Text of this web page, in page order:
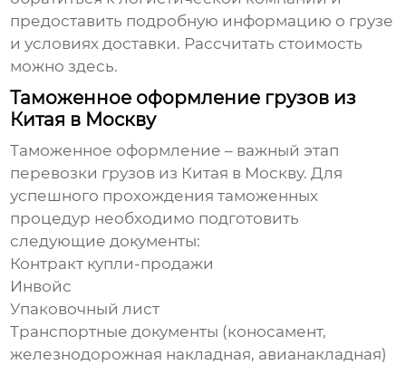
предоставить подробную информацию о грузе
и условиях доставки. Рассчитать стоимость
можноздесь.
Таможенное оформление грузов из
Китая в Москву
Таможенное оформление – важный этап
перевозки грузов из Китая в Москву. Для
успешного прохождения таможенных
процедур необходимо подготовить
следующие документы:
Контракт купли-продажи
Инвойс
Упаковочный лист
Транспортные документы (коносамент,
железнодорожная накладная, авианакладная)